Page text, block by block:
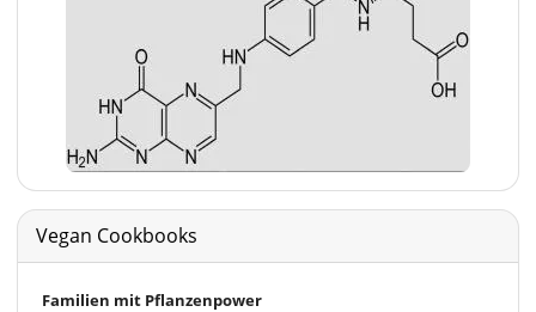
Vegan Cookbooks
Familien mit Pflanzenpower